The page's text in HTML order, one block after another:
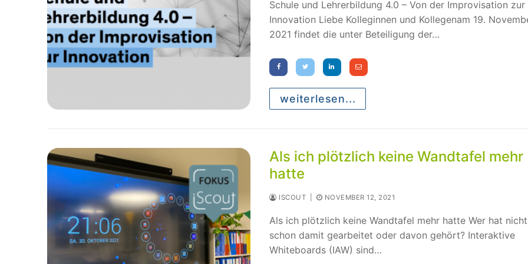
Schule und Lehrerbildung 4.0 – Von der Improvisation zur
Innovation Liebe Kolleginnen und Kollegenam 19.
2021 findet die unter Beteiligung der…
weiterlesen...
Als ich plötzlich keine Wandtafel mehr
hatte
ISCOUT NOVEMBER 12, 2021
Als ich plötzlich keine Wandtafel mehr hatte Wer hat nicht
schon damit gearbeitet oder davon gehört? Interaktive
Whiteboards (IAW) sind…